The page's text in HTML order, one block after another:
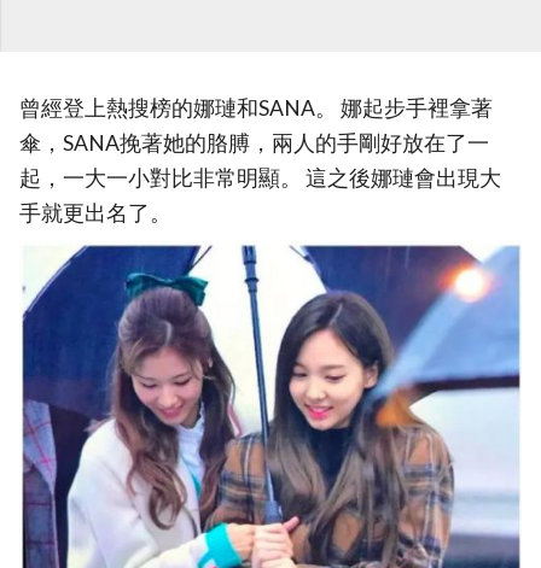
曾經登上熱搜榜的娜璉和SANA。 娜起步手裡拿著
傘，SANA挽著她的胳膊，兩人的手剛好放在了一
起，一大一小對比非常明顯。 這之後娜璉會出現大
手就更出名了。